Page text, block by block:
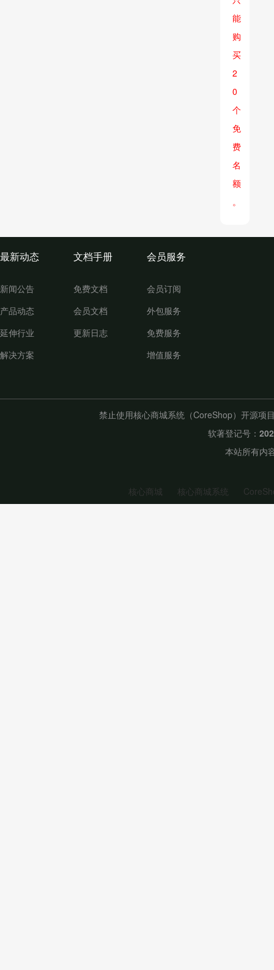
能
购
买
2
0
个
免
费
名
额
。
最新动态
新闻公告
产品动态
延伸行业
解决方案
文档手册
免费文档
会员文档
更新日志
会员服务
会员订阅
外包服务
免费服务
增值服务
禁止使用核心商城系统（CoreShop）开源项
软著登记号：
本站所有内
核心商城 核心商城系统